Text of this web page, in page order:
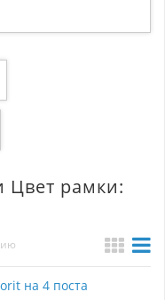
Цвет рамки:
на 4 поста